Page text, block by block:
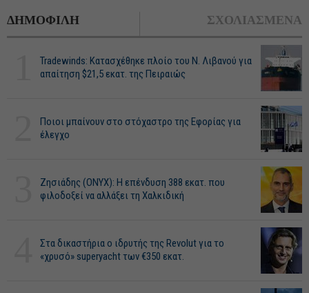
ΔΗΜΟΦΙΛΗ ΣΧΟΛΙΑΣΜΕΝΑ
Tradewinds: Κατασχέθηκε πλοίο του Ν. Λιβανού για
απαίτηση $21,5 εκατ. της Πειραιώς
Ποιοι μπαίνουν στο στόχαστρο της Εφορίας για
έλεγχο
Ζησιάδης (ONYX): Η επένδυση 388 εκατ. που
φιλοδοξεί να αλλάξει τη Χαλκιδική
Στα δικαστήρια ο ιδρυτής της Revolut για το
«χρυσό» superyacht των €350 εκατ.